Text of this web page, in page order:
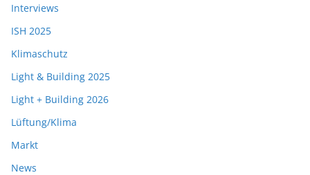
Interviews
ISH 2025
Klimaschutz
Light & Building 2025
Light + Building 2026
Lüftung/Klima
Markt
News